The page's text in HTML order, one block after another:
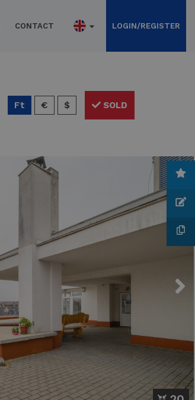
CONTACT LOGIN/REGISTER
SOLD
Ft € $